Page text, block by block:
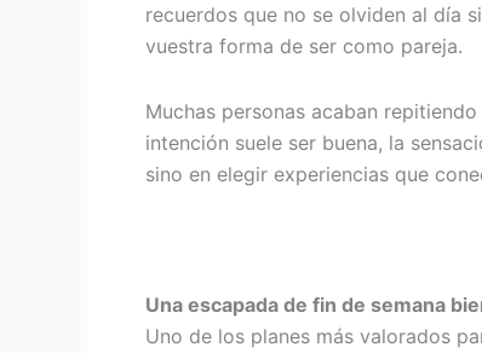
recuerdos que no se olviden al día
vuestra forma de ser como pareja.
Muchas personas acaban
intención suele ser buena, la
sino en elegir experiencias que
Una escapada de fin de semana
Uno de los planes más valorados